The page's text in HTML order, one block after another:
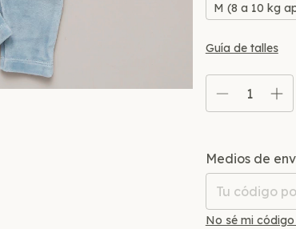
M (8 a 10 kg
Guía de talles
Entregas para el
Medios de
No sé mi